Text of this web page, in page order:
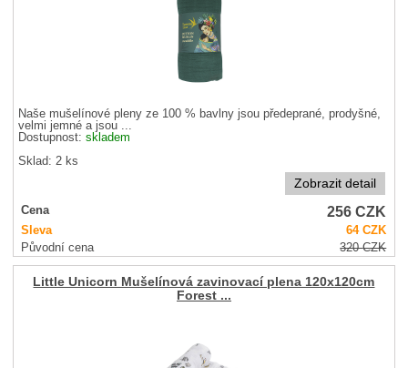
Naše mušelínové pleny ze 100 % bavlny jsou předeprané, prodyšné,
velmi jemné a jsou ...
Dostupnost:skladem
Sklad: 2 ks
Zobrazit detail
Cena 256CZK
Sleva 64CZK
Původní cena
320CZK
Little Unicorn Mušelínová zavinovací plena 120x120cm
Forest ...